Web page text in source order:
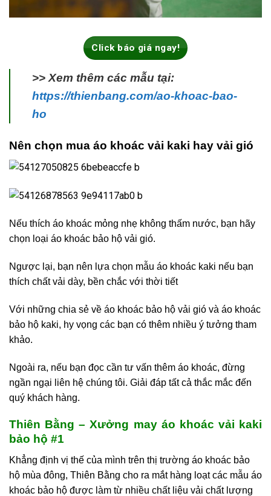
Click báo giá ngay!
>> Xem thêm các mẫu tại:
https://thienbang.com/ao-khoac-bao-
ho
Nên chọn mua áo khoác vải kaki hay vải gió
Nếu thích áo khoác mỏng nhẹ không thấm nước, bạn hãy
chọn loại áo khoác bảo hộ vải gió.
Ngược lại, bạn nên lựa chọn mẫu áo khoác kaki nếu bạn
thích chất vải dày, bền chắc với thời tiết
Với những chia sẻ về áo khoác bảo hộ vải gió và áo khoác
bảo hộ kaki, hy vọng các bạn có thêm nhiều ý tưởng tham
khảo.
Ngoài ra, nếu bạn đọc cần tư vấn thêm áo khoác, đừng
ngần ngại liên hệ chúng tôi. Giải đáp tất cả thắc mắc đến
quý khách hàng.
Thiên Bằng – Xưởng may áo khoác vải kaki
bảo hộ #1
Khẳng định vị thế của mình trên thị trường áo khoác bảo
hộ mùa đông, Thiên Bằng cho ra mắt hàng loạt các mẫu áo
khoác bảo hộ được làm từ nhiều chất liệu vải chất lượng